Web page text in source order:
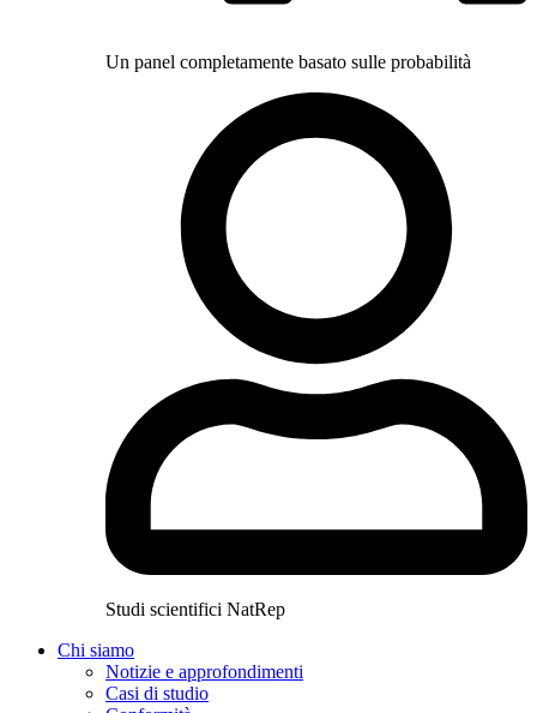
Un panel completamente basato sulle probabilità
Studi scientifici NatRep
Chi siamo
Notizie e approfondimenti
Casi di studio